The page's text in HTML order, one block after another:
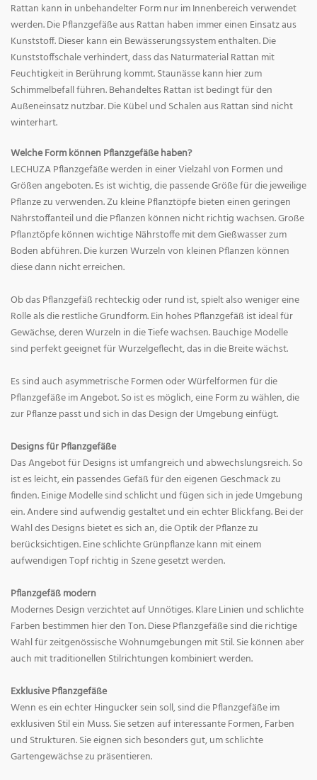
Rattan kann in unbehandelter Form nur im Innenbereich verwendet
werden. Die Pflanzgefäße aus Rattan haben immer einen Einsatz aus
Kunststoff. Dieser kann ein Bewässerungssystem enthalten. Die
Kunststoffschale verhindert, dass das Naturmaterial Rattan mit
Feuchtigkeit in Berührung kommt. Staunässe kann hier zum
Schimmelbefall führen. Behandeltes Rattan ist bedingt für den
Außeneinsatz nutzbar. Die Kübel und Schalen aus Rattan sind nicht
winterhart.
Welche Form können Pflanzgefäße haben?
LECHUZA Pflanzgefäße werden in einer Vielzahl von Formen und
Größen angeboten. Es ist wichtig, die passende Größe für die jeweilige
Pflanze zu verwenden. Zu kleine Pflanztöpfe bieten einen geringen
Nährstoffanteil und die Pflanzen können nicht richtig wachsen. Große
Pflanztöpfe können wichtige Nährstoffe mit dem Gießwasser zum
Boden abführen. Die kurzen Wurzeln von kleinen Pflanzen können
diese dann nicht erreichen.
Ob das Pflanzgefäß rechteckig oder rund ist, spielt also weniger eine
Rolle als die restliche Grundform. Ein hohes Pflanzgefäß ist ideal für
Gewächse, deren Wurzeln in die Tiefe wachsen. Bauchige Modelle
sind perfekt geeignet für Wurzelgeflecht, das in die Breite wächst.
Es sind auch asymmetrische Formen oder Würfelformen für die
Pflanzgefäße im Angebot. So ist es möglich, eine Form zu wählen, die
zur Pflanze passt und sich in das Design der Umgebung einfügt.
Designs für Pflanzgefäße
Das Angebot für Designs ist umfangreich und abwechslungsreich. So
ist es leicht, ein passendes Gefäß für den eigenen Geschmack zu
finden. Einige Modelle sind schlicht und fügen sich in jede Umgebung
ein. Andere sind aufwendig gestaltet und ein echter Blickfang. Bei der
Wahl des Designs bietet es sich an, die Optik der Pflanze zu
berücksichtigen. Eine schlichte Grünpflanze kann mit einem
aufwendigen Topf richtig in Szene gesetzt werden.
Pflanzgefäß modern
Modernes Design verzichtet auf Unnötiges. Klare Linien und schlichte
Farben bestimmen hier den Ton. Diese Pflanzgefäße sind die richtige
Wahl für zeitgenössische Wohnumgebungen mit Stil. Sie können aber
auch mit traditionellen Stilrichtungen kombiniert werden.
Exklusive Pflanzgefäße
Wenn es ein echter Hingucker sein soll, sind die Pflanzgefäße im
exklusiven Stil ein Muss. Sie setzen auf interessante Formen, Farben
und Strukturen. Sie eignen sich besonders gut, um schlichte
Gartengewächse zu präsentieren.